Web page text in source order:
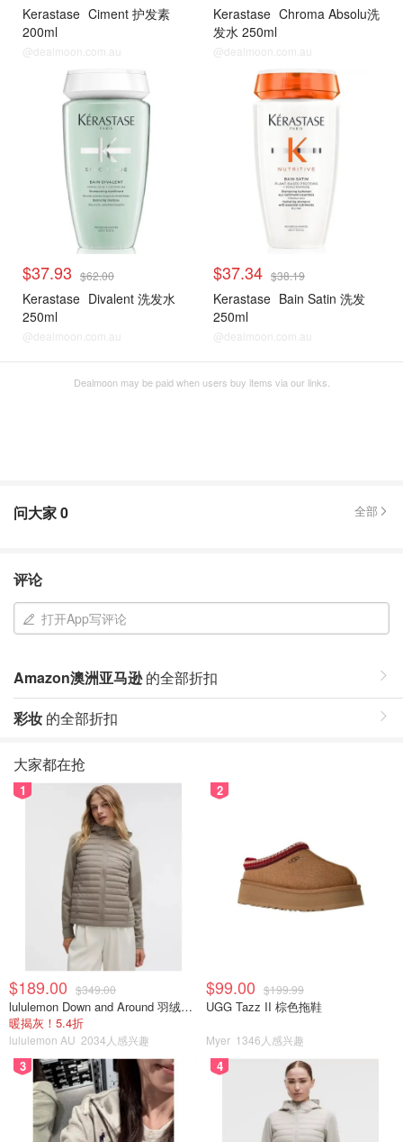
Kerastase Ciment 护发素
200ml
@dealmoon.com.au
Kerastase Chroma Absolu洗
发水 250ml
@dealmoon.com.au
$37.93 $62.00
Kerastase Divalent 洗发水
250ml
@dealmoon.com.au
$37.34 $38.19
Kerastase Bain Satin 洗发
250ml
@dealmoon.com.au
Dealmoon may be paid when users buy items via our links.
问大家0 全部
评论
打开App写评论
Amazon澳洲亚马逊的全部折扣
彩妆 的全部折扣
大家都在抢
1
$189.00 $349.00
lululemon Down and Around 羽绒夹克
暖揭灰！5.4折
lululemon AU 2034人感兴趣
2
$99.00 $199.99
UGG Tazz II 棕色拖鞋
Myer 1346人感兴趣
3 4